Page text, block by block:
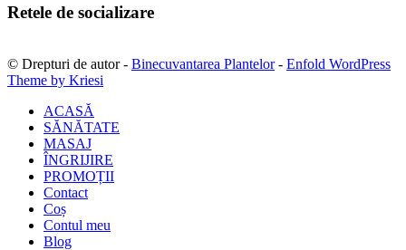
Retele de socializare
© Drepturi de autor - Binecuvantarea Plantelor- Enfold WordPress
Theme by Kriesi
ACASĂ
SĂNĂTATE
MASAJ
ÎNGRIJIRE
PROMOȚII
Contact
Coș
Contul meu
Blog